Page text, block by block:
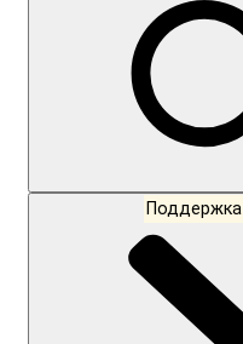
Поддержка